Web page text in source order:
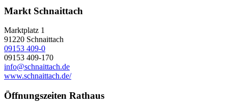
Markt Schnaittach
Marktplatz 1
91220 Schnaittach
09153 409-0
09153 409-170
info@schnaittach.de
www.schnaittach.de/
Öffnungszeiten Rathaus